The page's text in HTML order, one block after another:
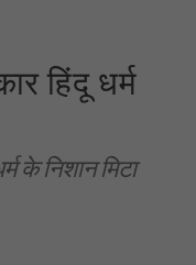
हिंदू धर्म
के निशान मिटा